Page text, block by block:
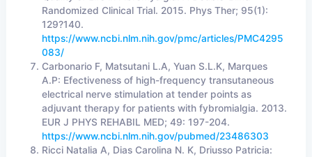
Randomized Clinical Trial. 2015. Phys Ther; 95(1):
129?140.
https://www.ncbi.nlm.nih.gov/pmc/articles/PMC4295
083/
Carbonario F, Matsutani L.A, Yuan S.L.K, Marques
A.P: Efectiveness of high-frequency transutaneous
electrical nerve stimulation at tender points as
adjuvant therapy for patients with fybromialgia. 2013.
EUR J PHYS REHABIL MED; 49: 197-204.
https://www.ncbi.nlm.nih.gov/pubmed/23486303
Ricci Natalia A, Dias Carolina N. K, Driusso Patricia: